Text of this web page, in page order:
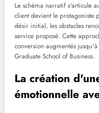
Le schéma narratif s'articule
client devient le protagoniste
désir initial, les obstacles
service proposé. Cette
conversion augmentés
Graduate School of Business.
La création
émotionnelle